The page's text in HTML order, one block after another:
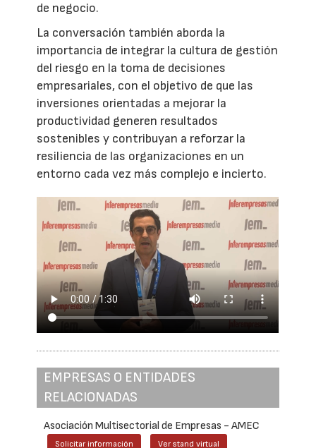
de negocio.
La conversación también aborda la
importancia de integrar la cultura de gestión
del riesgo en la toma de decisiones
empresariales, con el objetivo de que las
inversiones orientadas a mejorar la
productividad generen resultados
sostenibles y contribuyan a reforzar la
resiliencia de las organizaciones en un
entorno cada vez más complejo e incierto.
EMPRESAS O ENTIDADES
RELACIONADAS
Asociación Multisectorial de Empresas - AMEC
Solicitar información Ver stand virtual